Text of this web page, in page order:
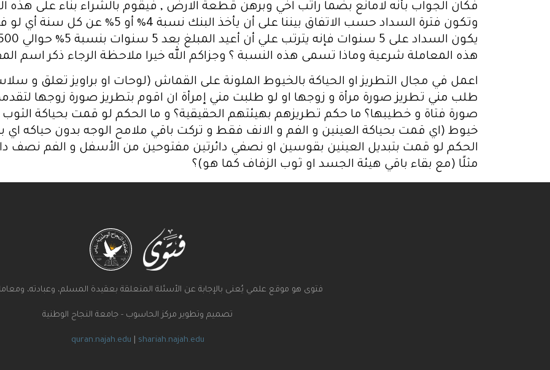
فكان الجواب بأنه لامانع بضما راتب اخي وبرهن قطعة الارض , فيقوم بالشراء بناء على هذه
هذه المعاملة شرعية وماذا تسمى هذه النسبة ؟ وجزاكم الله خيرا ملاحظة الرجاء ذكر اسم
اعمل في مجال التطريز او الحياكة بالخيوط الملونة على القماش (لوحات او براويز تعلق و
طلب مني تطريز صورة مرأة و زوجها او لو طلبت مني إمرأة ان اقوم بتطريز صورة زوجها
صورة فتاة و خطيبها؟ ما حكم تطريزهم بهيئتهم الحقيقية؟ و ما الحكم لو قمت بحياكة الثوب
خيوط (اي قمت بحياكة العينين و الفم و الانف فقط و تركت باقي ملامح الوجه بدون حياكه اي
الحكم لو قمت بتبديل العينين بقوسين او نصفي دائرتين مفتوحين من الأسفل و الفم نصف
مثلًا (مع بقاء باقي هيئة الجسد او ثوب الزفاف كما هو)؟
فتوى هو موقع علمي يُعنى بالإجابة عن الأسئلة المتعلقة بعقيدة المسلم، وعبادته،
تصميم وتطوير مركز الحاسوب - جامعة النجاح الوطنية
quran.najah.edu shariah.najah.edu